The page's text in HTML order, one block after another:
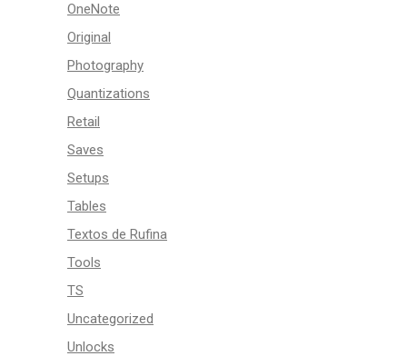
OneNote
Original
Photography
Quantizations
Retail
Saves
Setups
Tables
Textos de Rufina
Tools
TS
Uncategorized
Unlocks